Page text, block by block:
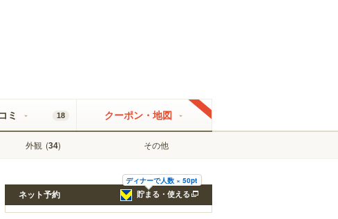
外観 (34) その他
ミ 18 クーポン・地図
ディナーで人数 × 50pt
貯まる・使える
ネット予約